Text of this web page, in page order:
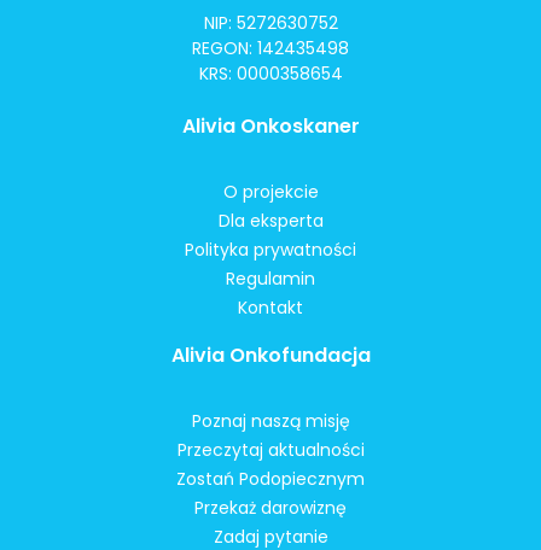
NIP: 5272630752
REGON: 142435498
KRS: 0000358654
Alivia Onkoskaner
O projekcie
Dla eksperta
Polityka prywatności
Regulamin
Kontakt
Alivia Onkofundacja
Poznaj naszą misję
Przeczytaj aktualności
Zostań Podopiecznym
Przekaż darowiznę
Zadaj pytanie